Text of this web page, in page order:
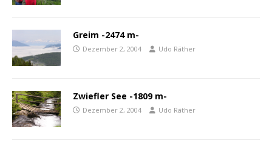
Greim -2474 m-
Dezember 2, 2004 Udo Räther
Zwiefler See -1809 m-
Dezember 2, 2004 Udo Räther